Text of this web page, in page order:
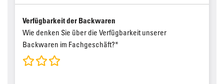
Verfügbarkeit der Backwaren
Wie denken Sie über die Verfügbarkeit unserer
Backwaren im Fachgeschäft?*